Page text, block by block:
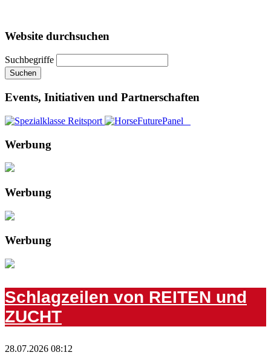
Website durchsuchen
Suchbegriffe
Suchen
Events, Initiativen und Partnerschaften
Werbung
Werbung
Werbung
Schlagzeilen von REITEN und
ZUCHT
28.07.2026 08:12